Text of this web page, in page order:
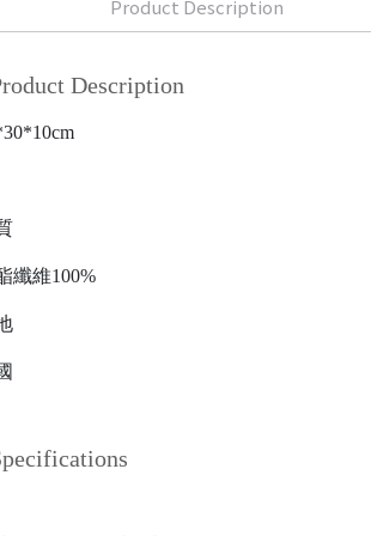
Product Description
Description
纖維100%